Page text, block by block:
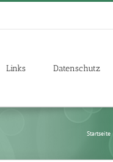
Links Datenschutz
Startseite